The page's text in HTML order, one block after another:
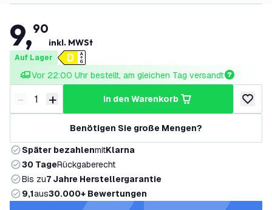
9,90
inkl. MWSt
Auf Lager
Vor 22:00 Uhr bestellt, am gleichen Tag versandt
Menge verringern
- Menge erhöhen
+ in den Warenkorb
zur
Benötigen Sie große Mengen?
Später bezahlenmitKlarna
30 TageRückgaberecht
Bis zu7 Jahre Herstellergarantie
9,1aus30.000+ Bewertungen